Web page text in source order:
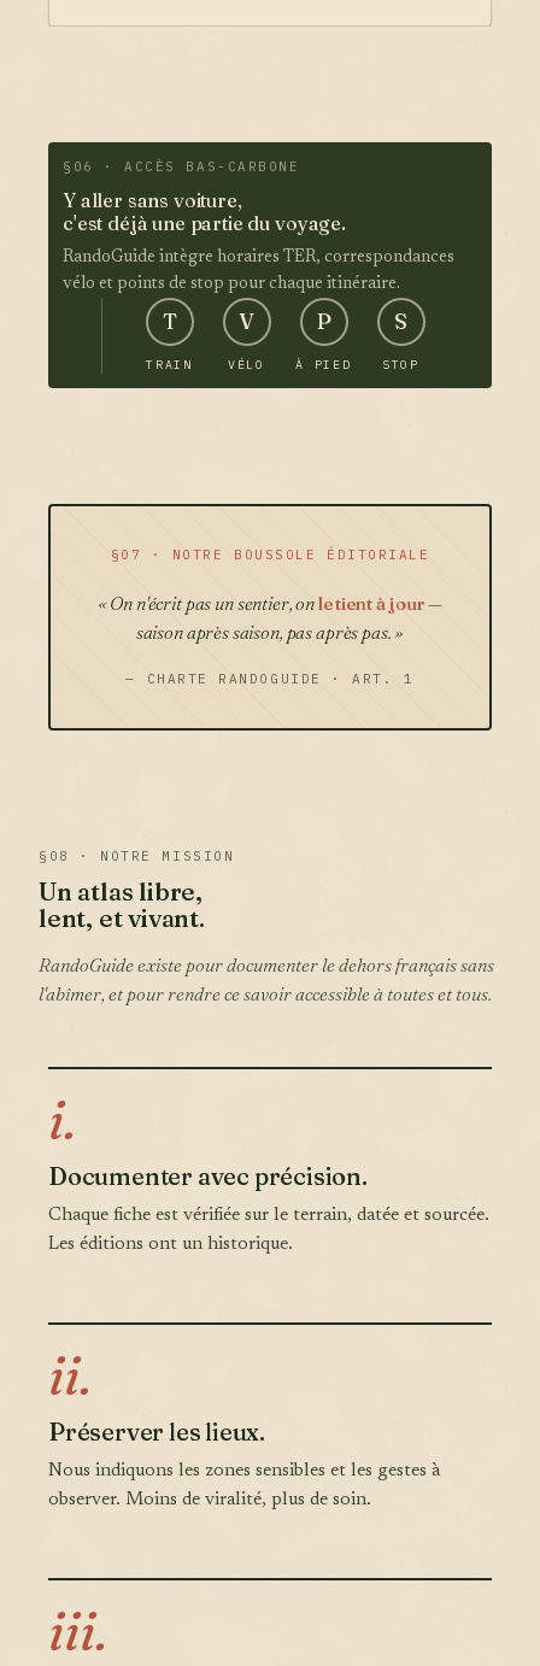
§06 · ACCÈS BAS-CARBONE
Y aller sans voiture,
c'est déjà une partie du voyage.
RandoGuide intègre horaires TER, correspondances
vélo et points de stop pour chaque itinéraire.
T
TRAIN
V
VÉLO
P
À PIED
S
STOP
§07 · NOTRE BOUSSOLE ÉDITORIALE
« On n'écrit pas un sentier, on le tient à jour—
saison après saison, pas après pas. »
— CHARTE RANDOGUIDE · ART. 1
§08 · NOTRE MISSION
Un atlas libre,
lent, et vivant.
RandoGuide existe pour documenter le dehors français sans
l'abîmer, et pour rendre ce savoir accessible à toutes et tous.
i.
Documenter avec précision.
Chaque fiche est vérifiée sur le terrain, datée et sourcée.
Les éditions ont un historique.
ii.
Préserver les lieux.
Nous indiquons les zones sensibles et les gestes à
observer. Moins de viralité, plus de soin.
iii.